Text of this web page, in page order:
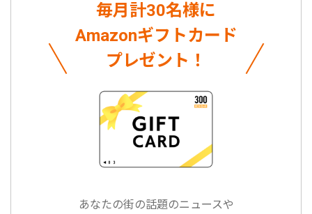
毎月計30名様に
Amazonギフトカード
プレゼント！
あなたの街の話題のニュースや